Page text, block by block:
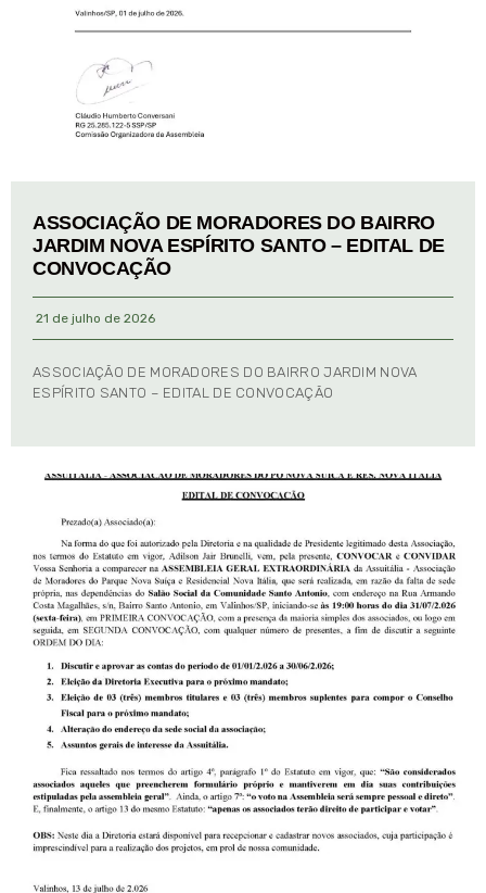
ASSOCIAÇÃO DE MORADORES DO BAIRRO
JARDIM NOVA ESPÍRITO SANTO – EDITAL DE
CONVOCAÇÃO
21 de julho de 2026
ASSOCIAÇÃO DE MORADORES DO BAIRRO JARDIM NOVA
ESPÍRITO SANTO – EDITAL DE CONVOCAÇÃO